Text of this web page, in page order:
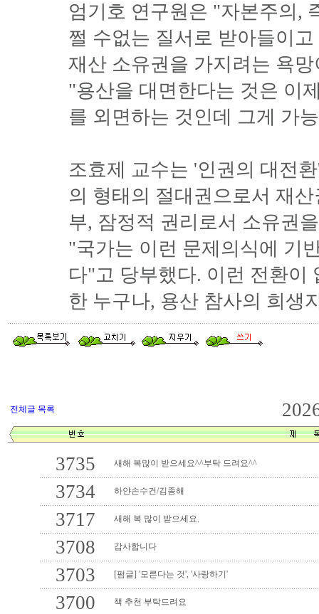
엄기호 연구원은 "자본주의,
쩔 수없는 질서로 받아들이
재산 소유권을 가지려는 욕
"용산을 대면한다는 것은 이
를 외면하는 것인데 그게 가
조효제 교수는 '인권의 대전
의 형태의 절대권으로서 재
부, 잠정적 권리로서 소유권
"국가는 이런 문제의식에 기
다"고 당부했다. 이런 전환이
한 누구나, 용산 참사의 희생
전체글 목록
3735 새해 복많이 받으세요^^부탁 드려요^^
3734 하얀손수건/김종해
3717 새해 복 많이 받으세요.
3708 감사합니다
3703 [펌글] '모른다는 것', '사랑하기'
3700 책 추천 부탁드려요